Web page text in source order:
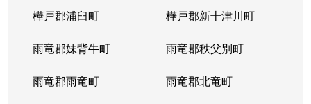
樺戸郡浦臼町 樺戸郡新十津川町
雨竜郡妹背牛町 雨竜郡秩父別町
雨竜郡雨竜町 雨竜郡北竜町